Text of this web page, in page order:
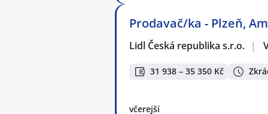
Prodavač/ka - Plzeň,
Lidl Česká republika s.r.o. |
31 938 – 35 350 Kč
včerejší